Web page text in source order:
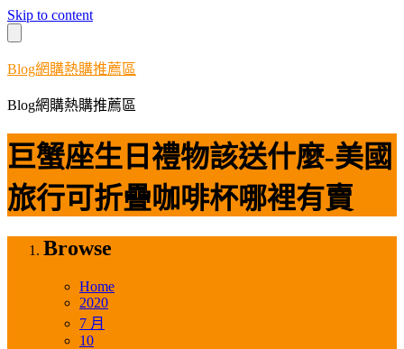
Skip to content
Blog網購熱購推薦區
Blog網購熱購推薦區
巨蟹座生日禮物該送什麼-美國
旅行可折疊咖啡杯哪裡有賣
Browse
Home
2020
7 月
10